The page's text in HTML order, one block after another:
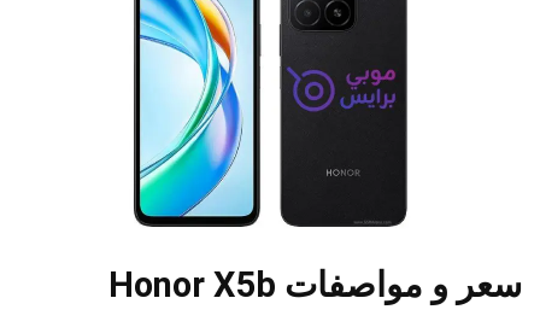
سعر و مواصفات Honor X5b